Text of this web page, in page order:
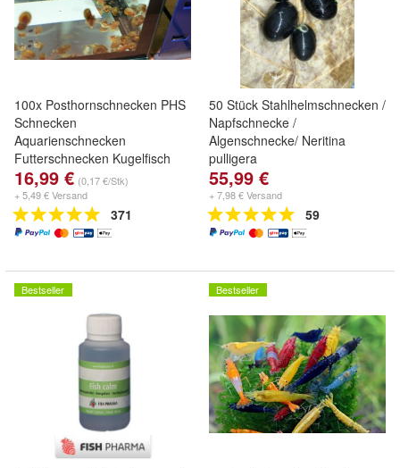
100x Posthornschnecken PHS
Schnecken
Aquarienschnecken
Futterschnecken Kugelfisch
DNZ
16,99 € (0,17 €/Stk)
+ 5,49 € Versand
371
50 Stück Stahlhelmschnecken /
Napfschnecke /
Algenschnecke/ Neritina
pulligera
55,99 €
+ 7,98 € Versand
59
Bestseller Bestseller